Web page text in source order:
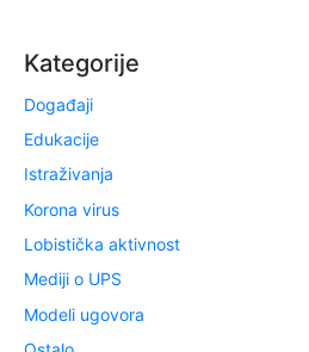
Kategorije
Događaji
Edukacije
Istraživanja
Korona virus
Lobistička aktivnost
Mediji o UPS
Modeli ugovora